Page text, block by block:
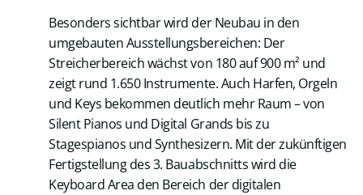
Besonders sichtbar wird der Neubau in den
umgebauten Ausstellungsbereichen: Der
Streicherbereich wächst von 180 auf 900 m² und
zeigt rund 1.650 Instrumente. Auch Harfen, Orgeln
und Keys bekommen deutlich mehr Raum – von
Silent Pianos und Digital Grands bis zu
Stagespianos und Synthesizern. Mit der zukünftigen
Fertigstellung des 3. Bauabschnitts wird die
Keyboard Area den Bereich der digitalen